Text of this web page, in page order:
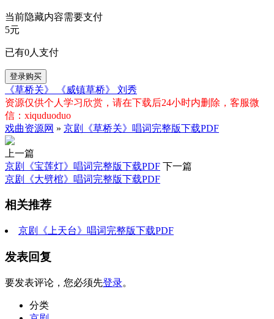
当前隐藏内容需要支付
5元
已有0人支付
登录购买
《草桥关》 《威镇草桥》 刘秀
资源仅供个人学习欣赏，请在下载后24小时内删除，客服微
信：xiquduoduo
戏曲资源网 » 京剧《草桥关》唱词完整版下载PDF
上一篇
京剧《宝莲灯》唱词完整版下载PDF 下一篇
京剧《大劈棺》唱词完整版下载PDF
相关推荐
京剧《上天台》唱词完整版下载PDF
发表回复
要发表评论，您必须先登录。
分类